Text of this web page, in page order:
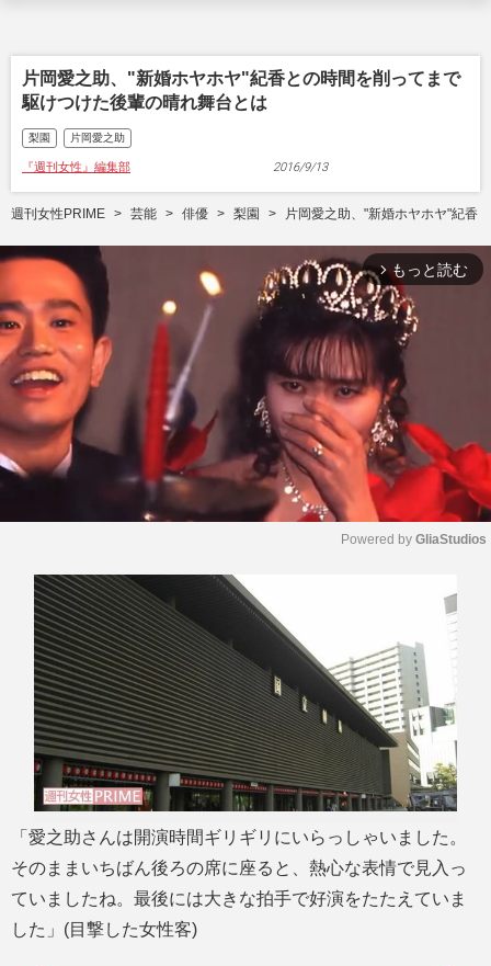
片岡愛之助、"新婚ホヤホヤ"紀香との時間を削ってまで
駆けつけた後輩の晴れ舞台とは
梨園 片岡愛之助
『週刊女性』編集部 2016/9/13
週刊女性PRIME 芸能 俳優 梨園 片岡愛之助、"新婚ホヤホヤ"紀香
arrow_forward_ios もっと読む
e
Powered by GliaStudios
「愛之助さんは開演時間ギリギリにいらっしゃいました。
そのままいちばん後ろの席に座ると、熱心な表情で見入っ
ていましたね。最後には大きな拍手で好演をたたえていま
した」(目撃した女性客)